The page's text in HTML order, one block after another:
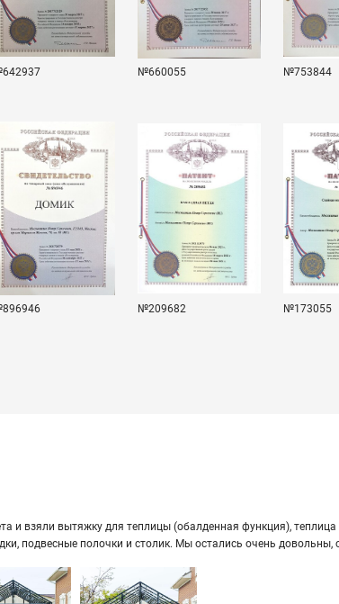
№660055 №753844
№209682 №173055
№203172 №203538
и взяли вы­тяж­ку для теп­ли­цы (обал­ден­ная функ­ция),
под­вес­ные по­лоч­ки и сто­лик. Мы оста­лись очень до­воль­ны,